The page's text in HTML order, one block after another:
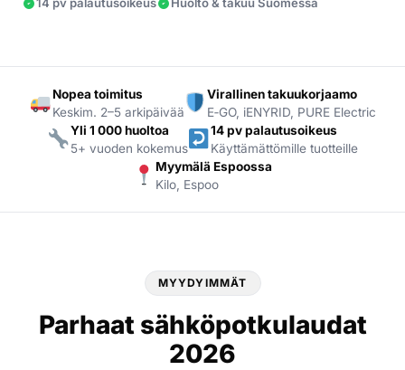
Nopea toimitus
Keskim. 2–5 arkipäivää
Virallinen takuukorjaamo
E‑GO, iENYRID, PURE Electric
Yli 1 000 huoltoa
5+ vuoden kokemus
14 pv palautusoikeus
Käyttämättömille tuotteille
Myymälä Espoossa
Kilo, Espoo
MYYDYIMMÄT
Parhaat sähköpotkulaudat
2026